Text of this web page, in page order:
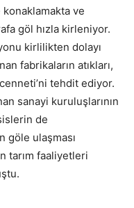
ve
göl hızla kirleniyor.
kirlilikten dolayı
fabrikaların atıkları,
tehdit ediyor.
sanayi kuruluşlarının
de
göle ulaşması
tarım faaliyetleri